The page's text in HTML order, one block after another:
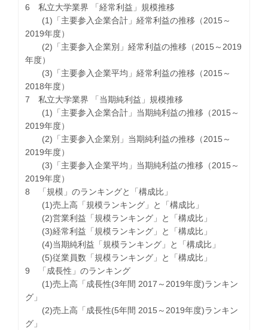
6 私立大学業界 「経常利益」規模推移
(1)「主要参入企業合計」経常利益の推移（2015～
2019年度）
(2)「主要参入企業別」経常利益の推移（2015～2019
年度）
(3)「主要参入企業平均」経常利益の推移（2015～
2018年度）
7 私立大学業界 「当期純利益」規模推移
(1)「主要参入企業合計」当期純利益の推移（2015～
2019年度）
(2)「主要参入企業別」当期純利益の推移（2015～
2019年度）
(3)「主要参入企業平均」当期純利益の推移（2015～
2019年度）
8 「規模」のランキングと「構成比」
(1)売上高「規模ランキング」と「構成比」
(2)営業利益「規模ランキング」と「構成比」
(3)経常利益「規模ランキング」と「構成比」
(4)当期純利益「規模ランキング」と「構成比」
(5)従業員数「規模ランキング」と「構成比」
9 「成長性」のランキング
(1)売上高「成長性(3年間 2017～2019年度)ランキン
グ」
(2)売上高「成長性(5年間 2015～2019年度)ランキン
グ」